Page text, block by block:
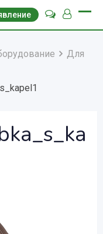
Для